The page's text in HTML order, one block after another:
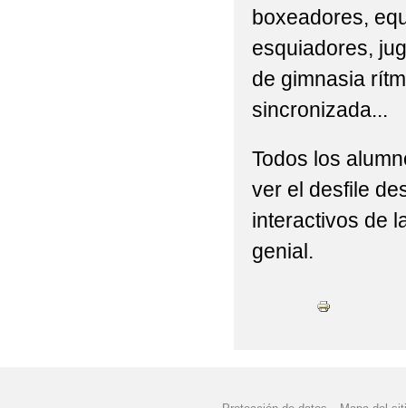
boxeadores,
esquiadores,
de gimnasia
sincronizada...
Todos los
ver el desfile
interactivos de
genial.